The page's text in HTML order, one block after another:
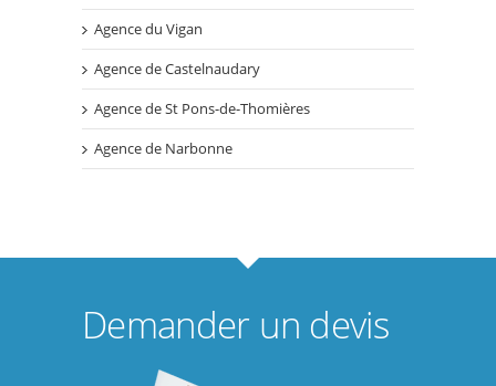
Agence du Vigan
Agence de Castelnaudary
Agence de St Pons-de-Thomières
Agence de Narbonne
Demander un devis